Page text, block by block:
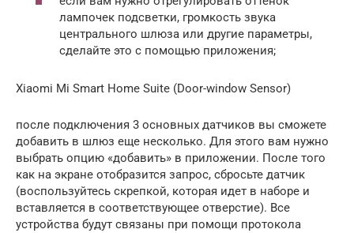
лампочек подсветки, громкость звука
центрального шлюза или другие параметры,
сделайте это с помощью приложения;
Xiaomi Mi Smart Home Suite (Door-window Sensor)
после подключения 3 основных датчиков вы сможете
добавить в шлюз еще несколько. Для этого вам нужно
выбрать опцию «добавить» в приложении. После того
как на экране отобразится запрос, сбросьте датчик
(воспользуйтесь скрепкой, которая идет в наборе и
вставляется в соответствующее отверстие). Все
устройства будут связаны при помощи протокола